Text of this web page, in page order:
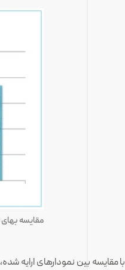
مقایسه بهای
مقایسه بین نمودارهای